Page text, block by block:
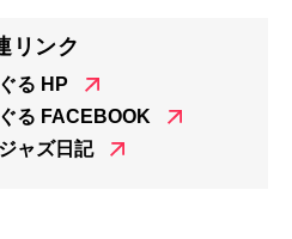
リンク
る HP
る FACEBOOK
ャズ日記